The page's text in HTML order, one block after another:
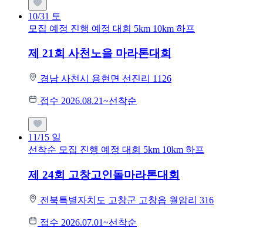
10/31 토
모집 예정 진행 예정 대회 5km 10km 하프
제 21회 사천노을 마라톤대회
경남 사천시 용현면 선진리 1126
접수 2026.08.21~선착순
11/15 일
선착순 모집 진행 예정 대회 5km 10km 하프
제 24회 고창고인돌마라톤대회
전북특별자치도 고창군 고창읍 월암리 316
접수 2026.07.01~선착순